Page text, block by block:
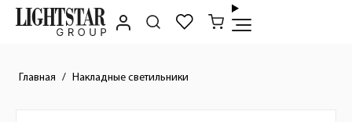
Главная Накладные светильники